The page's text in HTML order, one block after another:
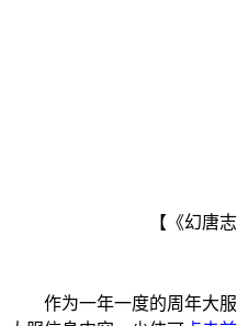
【《幻唐
作为一年一度的周年大